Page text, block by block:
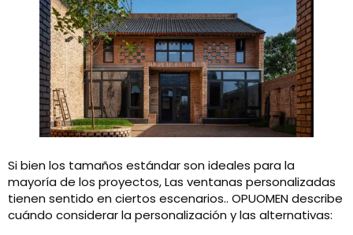
Si bien los tamaños estándar son ideales para la
mayoría de los proyectos, Las ventanas personalizadas
tienen sentido en ciertos escenarios.. OPUOMEN describe
cuándo considerar la personalización y las alternativas: